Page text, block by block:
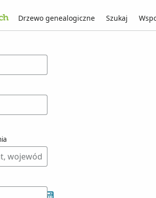
Drzewo genealogiczne Szukaj